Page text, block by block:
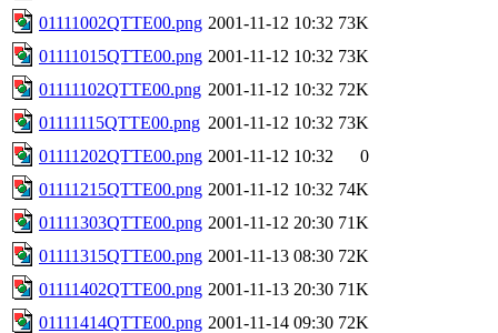
01111002QTTE00.png 2001-11-12 10:32 73K
01111015QTTE00.png 2001-11-12 10:32 73K
01111102QTTE00.png 2001-11-12 10:32 72K
01111115QTTE00.png 2001-11-12 10:32 73K
01111202QTTE00.png 2001-11-12 10:32
0
01111215QTTE00.png 2001-11-12 10:32 74K
01111303QTTE00.png 2001-11-12 20:30 71K
01111315QTTE00.png 2001-11-13 08:30 72K
01111402QTTE00.png 2001-11-13 20:30 71K
01111414QTTE00.png 2001-11-14 09:30 72K